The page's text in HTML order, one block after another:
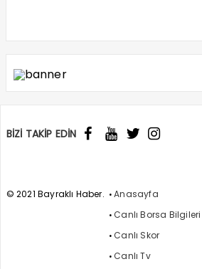
BİZİ TAKİP EDİN
© 2021 Bayraklı Haber.
Anasayfa
Canlı Borsa Bilgileri
Canlı Skor
Canlı Tv